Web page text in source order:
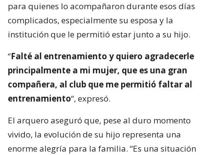
para quienes lo acompañaron durante esos días
complicados, especialmente su esposa y la
institución que le permitió estar junto a su hijo.
“Falté al entrenamiento y quiero agradecerle
principalmente a mi mujer, que es una gran
compañera, al club que me permitió faltar al
entrenamiento“, expresó.
El arquero aseguró que, pese al duro momento
vivido, la evolución de su hijo representa una
enorme alegría para la familia. “Es una situación